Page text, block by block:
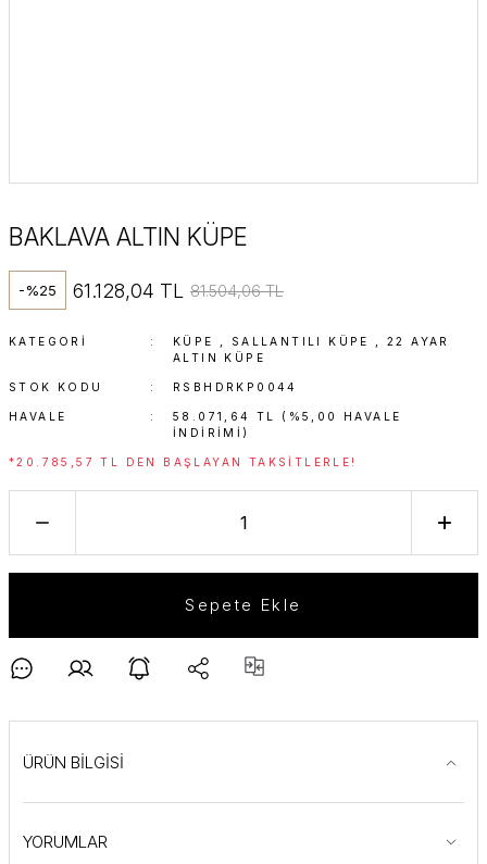
BAKLAVA ALTIN KÜPE
-%25 61.128,04 TL 81.504,06 TL
KATEGORI KÜPE SALLANTILI KÜPE ,22 AYAR
ALTIN KÜPE
STOK KODU RSBHDRKP0044
HAVALE
58.071,64 TL (%5,00 HAVALE
INDIRIMI)
*20.785,57 TL DEN BAŞLAYAN TAKSITLERLE!
Sepete Ekle
ÜRÜN BİLGİSİ
YORUMLAR